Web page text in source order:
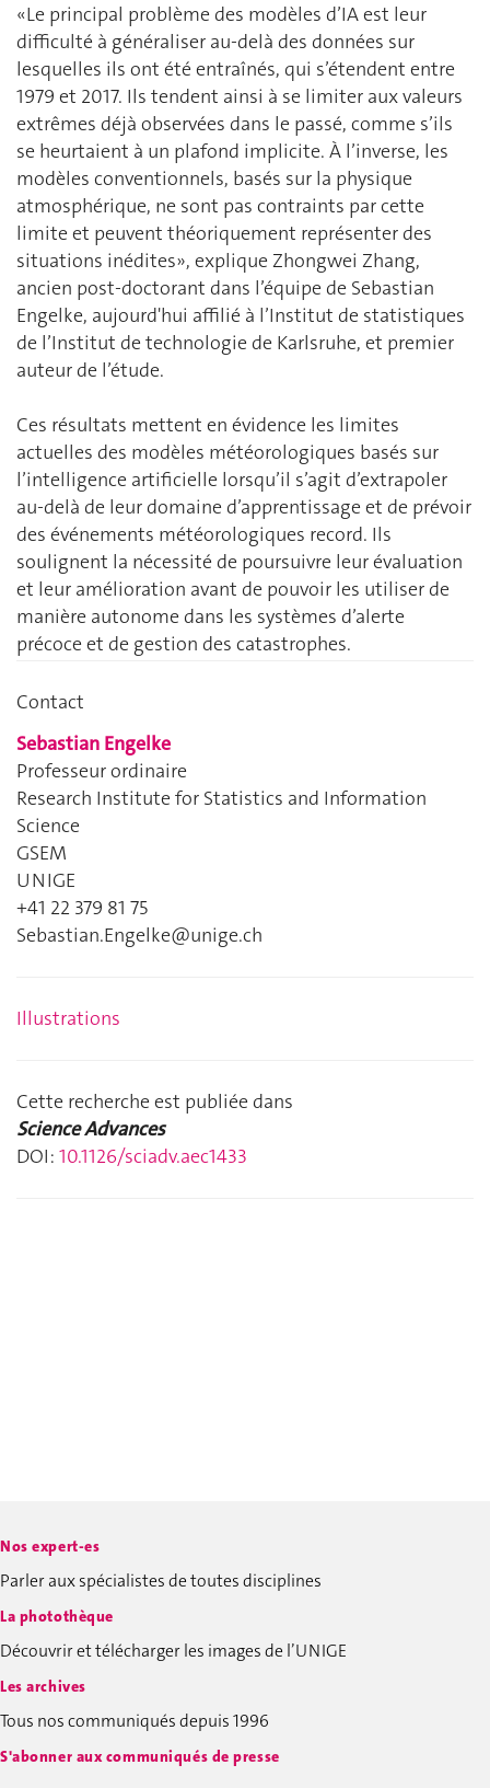
«Le principal problème des modèles d’IA est leur
difficulté à généraliser au-delà des données sur
lesquelles ils ont été entraînés, qui s’étendent entre
1979 et 2017. Ils tendent ainsi à se limiter aux valeurs
extrêmes déjà observées dans le passé, comme s’ils
se heurtaient à un plafond implicite. À l’inverse, les
modèles conventionnels, basés sur la physique
atmosphérique, ne sont pas contraints par cette
limite et peuvent théoriquement représenter des
situations inédites», explique Zhongwei Zhang,
ancien post-doctorant dans l’équipe de Sebastian
Engelke, aujourd'hui affilié à l’Institut de statistiques
de l’Institut de technologie de Karlsruhe, et premier
auteur de l’étude.
Ces résultats mettent en évidence les limites
actuelles des modèles météorologiques basés sur
l’intelligence artificielle lorsqu’il s’agit d’extrapoler
au-delà de leur domaine d’apprentissage et de prévoir
des événements météorologiques record. Ils
soulignent la nécessité de poursuivre leur évaluation
et leur amélioration avant de pouvoir les utiliser de
manière autonome dans les systèmes d’alerte
précoce et de gestion des catastrophes.
Contact
Sebastian Engelke
Professeur ordinaire
Research Institute for Statistics and Information
Science
GSEM
UNIGE
+41 22 379 81 75
Sebastian.Engelke@unige.ch
Illustrations
Cette recherche est publiée dans
Science Advances
DOI: 10.1126/sciadv.aec1433
Nos expert-es
Parler aux spécialistes de toutes disciplines
La photothèque
Découvrir et télécharger les images de l’UNIGE
Les archives
Tous nos communiqués depuis 1996
S'abonner aux communiqués de presse